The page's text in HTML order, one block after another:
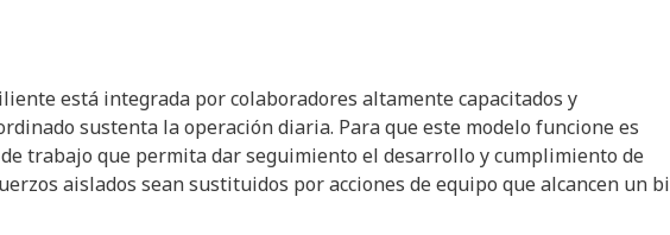
está integrada por colaboradores altamente capacitados y
sustenta la operación diaria. Para que este modelo funcione es
trabajo que permita dar seguimiento el desarrollo y cumplimiento de
aislados sean sustituidos por acciones de equipo que alcancen un